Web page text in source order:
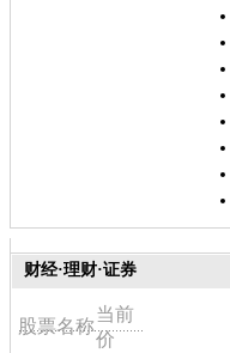
财经·理财·证券
股票名称
当前
价